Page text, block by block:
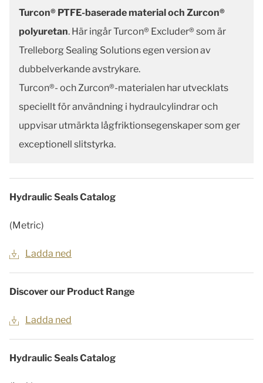
Turcon® PTFE-baserade material och Zurcon®
polyuretan. Här ingår Turcon® Excluder® som är
Trelleborg Sealing Solutions egen version av
dubbelverkande avstrykare.
Turcon®- och Zurcon®-materialen har utvecklats
speciellt för användning i hydraulcylindrar och
uppvisar utmärkta lågfriktionsegenskaper som ger
exceptionell slitstyrka.
Hydraulic Seals Catalog
(Metric)
Ladda ned
Discover our Product Range
Ladda ned
Hydraulic Seals Catalog